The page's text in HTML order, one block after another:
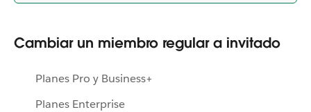
Cambiar un miembro regular a invitado
Planes Pro y Business+
Planes Enterprise